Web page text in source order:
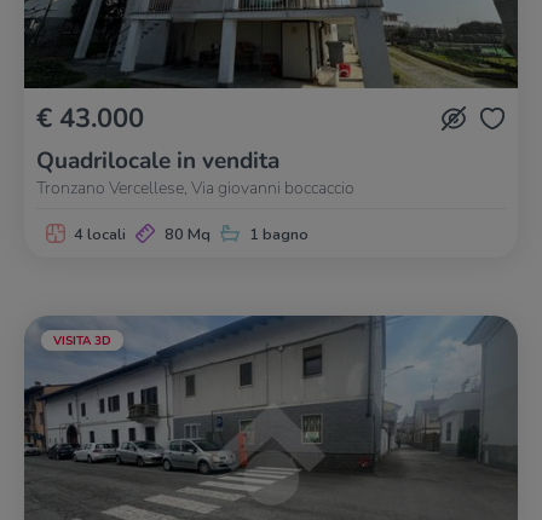
€ 43.000
Quadrilocale in vendita
Tronzano Vercellese, Via giovanni boccaccio
4 locali 80 Mq 1 bagno
VISITA 3D